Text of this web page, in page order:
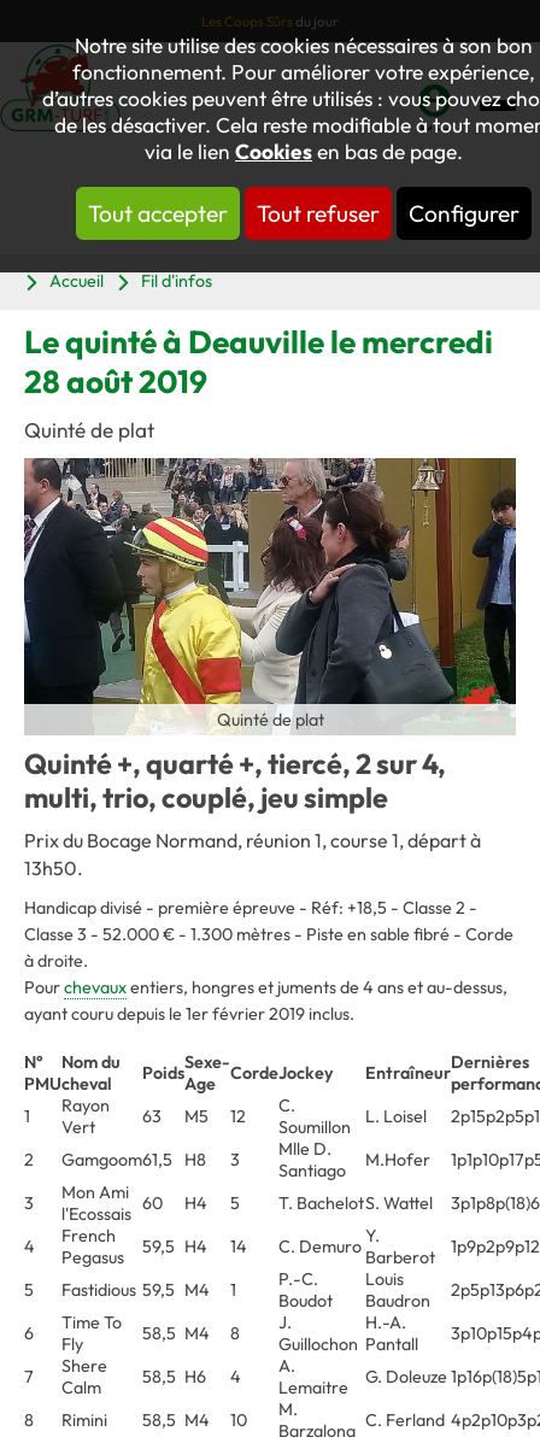
Notre site utilise des cookies nécessaires à son bon
fonctionnement. Pour améliorer votre expérience,
d’autres cookies peuvent être utilisés : vous pouvez
de les désactiver. Cela reste modifiable à tout
via le lien Cookiesen bas de page.
Tout accepter Tout refuser Configurer
Les Coups Sûrs du jour
Mon
compte
Accueil
Fil d'infos
Le quinté à Deauville le mercredi
28 août 2019
Quinté de plat
Quinté de plat
Quinté +, quarté +, tiercé, 2 sur 4,
multi, trio, couplé, jeu simple
Prix du Bocage Normand, réunion 1, course 1, départ à
13h50.
Handicap divisé - première épreuve - Réf: +18,5 - Classe 2 -
Classe 3 - 52.000 € - 1.300 mètres - Piste en sable fibré - Corde
à droite.
Pourchevauxentiers, hongres et juments de 4 ans et au-dessus,
ayant couru depuis le 1er février 2019 inclus.
N°
PMU
Nom du
cheval
PoidsSexe-
Age
CordeJockey EntraîneurDernières
1
Rayon
Vert
63 M5 12
C.
Soumillon
L. Loisel
2
Gamgoom61,5 H8 3
Mlle D.
Santiago
M.Hofer
3
Mon Ami
l'Ecossais 60 H4 5 T. BachelotS. Wattel
4
French
Pegasus
59,5 H4 14 C. DemuroY.
Barberot
5
Fastidious 59,5 M4 1
P.-C.
Boudot
Louis
Baudron
6
Time To
Fly
58,5 M4 8
J.
Guillochon
H.-A.
Pantall
7
Shere
Calm
58,5 H6 4
A.
Lemaitre
G. Doleuze
8
Rimini 58,5 M4 10
M.
Barzalona C. Ferland